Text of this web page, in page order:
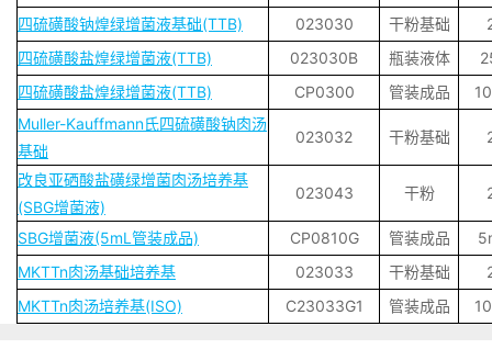
四硫磺酸钠煌绿增菌液基础(TTB)
023030 干粉基础
四硫磺酸盐煌绿增菌液(TTB)
023030B 瓶装液体
四硫磺酸盐煌绿增菌液(TTB)
CP0300 管装成品
Muller-Kauffmann氏四硫磺酸钠肉汤
基础
023032 干粉基础
改良亚硒酸盐磺绿增菌肉汤培养基
(SBG增菌液)
023043 干粉
SBG增菌液(5mL管装成品) CP0810G 管装成品
MKTTn肉汤基础培养基
023033 干粉基础
MKTTn肉汤培养基(ISO)
C23033G1 管装成品